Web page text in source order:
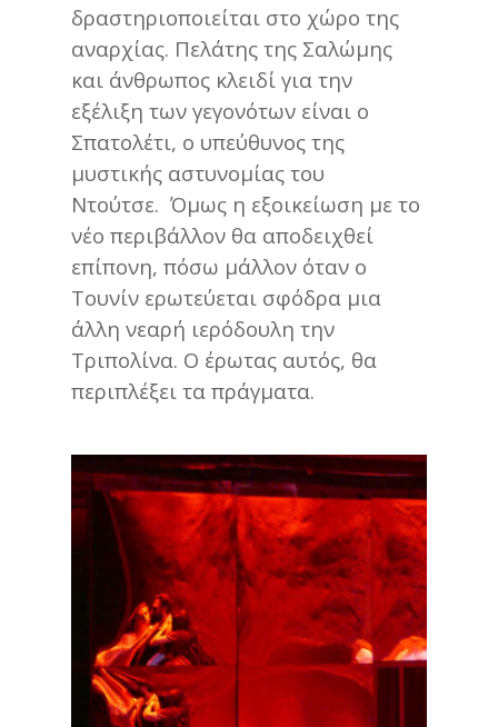
δραστηριοποιείται στο χώρο της
αναρχίας. Πελάτης της Σαλώμης
και άνθρωπος κλειδί για την
εξέλιξη των γεγονότων είναι ο
Σπατολέτι, ο υπεύθυνος της
μυστικής αστυνομίας του
Ντούτσε. Όμως η εξοικείωση με το
νέο περιβάλλον θα αποδειχθεί
επίπονη, πόσω μάλλον όταν ο
Τουνίν ερωτεύεται σφόδρα μια
άλλη νεαρή ιερόδουλη την
Τριπολίνα. Ο έρωτας αυτός, θα
περιπλέξει τα πράγματα.